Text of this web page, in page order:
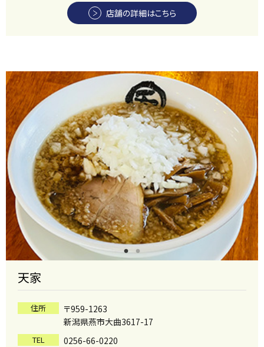
店舗の詳細はこちら
天家
住所
〒959-1263
新潟県燕市大曲3617-17
TEL 0256-66-0220